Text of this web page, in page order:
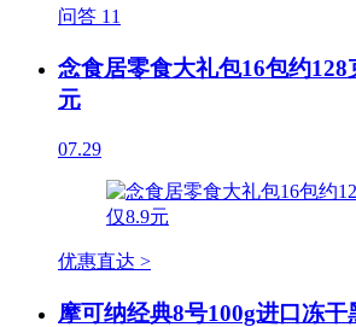
问答 11
念食居零食大礼包16包约128
元
07.29
优惠直达 >
摩可纳经典8号100g进口冻干